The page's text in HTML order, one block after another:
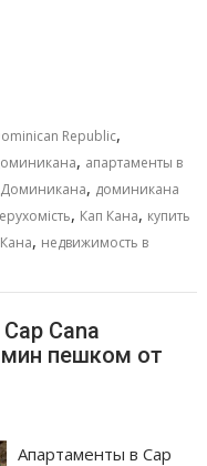
Republic,
, апартаменты в
Доминикана, доминикана
, Кап Кана, купить
, недвижимость в
Cana
мин пешком от
Апартаменты в Cap